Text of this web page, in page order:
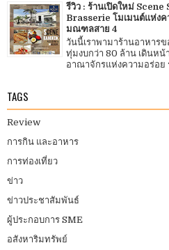
รีวิว : ร้านเปิดใหม่
Brasserie โมเมนต์แห่ง
มณฑลสาย 4
วันนี้เราพามาร้านอาหารข
ทุ่มงบกว่า 80 ล้าน เดินหน้
อาณาจักรแห่งความอร่อย
TAGS
Review
การกิน และอาหาร
การท่องเที่ยว
ข่าว
ข่าวประชาสัมพันธ์
ผู้ประกอบการ SME
อสังหาริมทรัพย์